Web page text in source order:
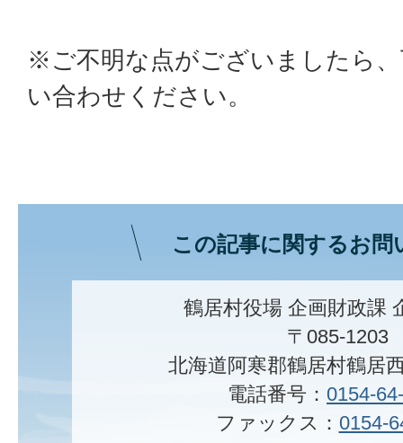
※ご不明な点がございましたら
い合わせください。
この記事に関するお問
鶴居村役場 企画財政課
〒085-1203
北海道阿寒郡鶴居村鶴居
電話番号： 0154-
ファックス： 0154-